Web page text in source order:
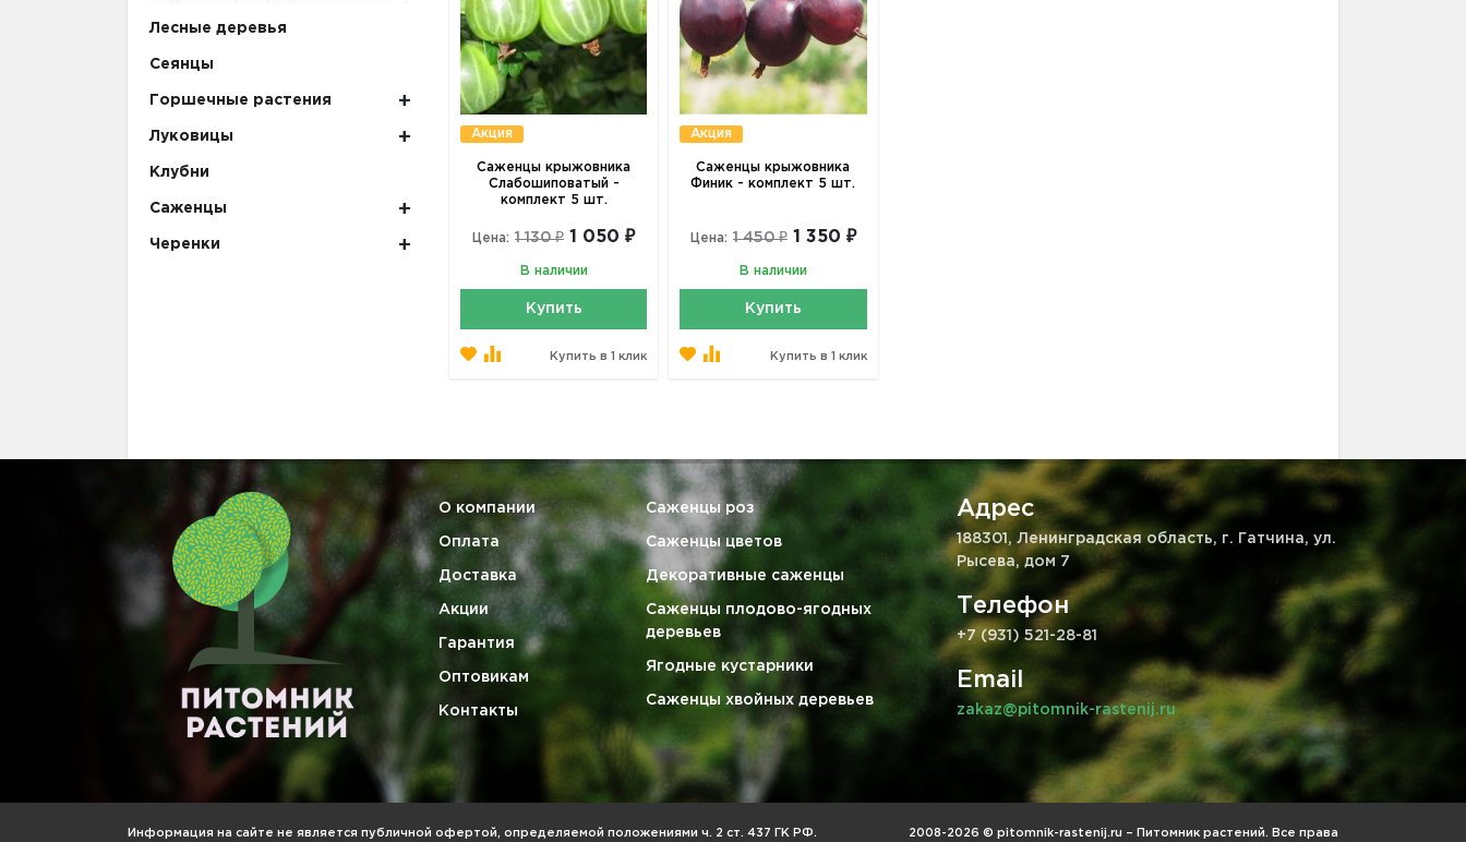
Лесные деревья
Сеянцы
Горшечные растения
Луковицы
Клубни
Саженцы
Черенки
Акция
Саженцы крыжовника
Слабошиповатый -
комплект 5 шт.
Цена: 1 130 ₽ 1 050 ₽
В наличии
Купить
Купить в 1 клик
Акция
Саженцы крыжовника
Финик - комплект 5 шт.
Цена: 1 450 ₽ 1 350 ₽
В наличии
Купить
Купить в 1 клик
О компании
Оплата
Доставка
Акции
Гарантия
Оптовикам
Контакты
Саженцы роз
Саженцы цветов
Декоративные саженцы
Саженцы плодово-ягодных
деревьев
Ягодные кустарники
Саженцы хвойных деревьев
Адрес
188301, Ленинградская область, г. Гатчина, ул.
Рысева, дом 7
Телефон
+7 (931) 521-28-81
Email
zakaz@pitomnik-rastenij.ru
Информация на сайте не является публичной офертой, определяемой положениями ч. 2 ст. 437 ГК РФ. 2008-2026 © pitomnik-rastenij.ru – Питомник растений. Все права